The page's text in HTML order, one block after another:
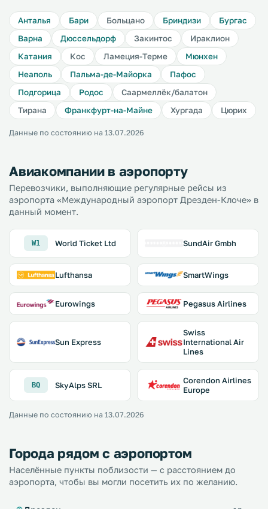
Анталья Бари Больцано Бриндизи
Бургас
Варна
Дюссельдорф Закинтос
Ираклион
Катания
Кос Ламеция-Терме
Мюнхен
Неаполь
Пальма-де-Майорка
Пафос
Подгорица
Родос
Саармеллёк/балатон
Тирана
Франкфурт-на-Майне Хургада Цюрих
Данные по состоянию на 13.07.2026
Авиакомпании в аэропорту
Перевозчики, выполняющие регулярные рейсы из
аэропорта «Международный аэропорт Дрезден-Клоче» в
данный момент.
W1 World Ticket Ltd SundAir Gmbh
Lufthansa SmartWings
Eurowings Pegasus Airlines
Sun Express
Swiss
International Air
Lines
BQ SkyAlps SRL
Corendon Airlines
Europe
Данные по состоянию на 13.07.2026
Города рядом с аэропортом
Населённые пункты поблизости — с расстоянием до
аэропорта, чтобы вы могли посетить их по желанию.